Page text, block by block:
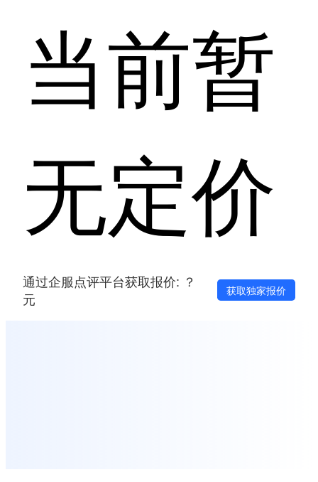
当前暂
无定价
通过企服点评平台获取报价: ？
元
获取独家报价